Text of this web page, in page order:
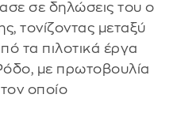
σε δηλώσεις του ο
τονίζοντας μεταξύ
τα πιλοτικά έργα
με πρωτοβουλία
οποίο